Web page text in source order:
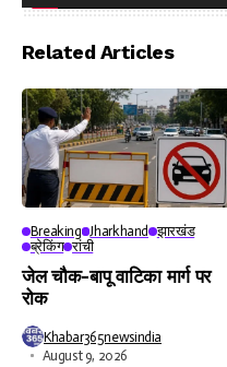
Player
Related Articles
Breaking Jharkhand
झारखंड
ब्रेकिंग रांची
जेल चौक-बापू वाटिका मार्ग पर
रोक
Khabar365newsindia
August 9, 2026